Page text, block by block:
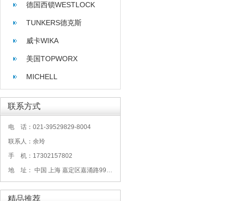
德国西锁WESTLOCK
TUNKERS德克斯
威卡WIKA
美国TOPWORX
MICHELL
联系方式
电 话：021-39529829-8004
联系人：余玲
手 机：17302157802
地 址： 中国 上海 嘉定区嘉涌路99弄6号713
精品推荐